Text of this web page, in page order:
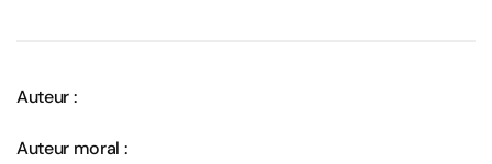
Auteur :
Auteur moral :